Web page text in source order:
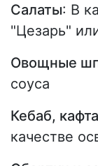
Салаты: В
"Цезарь"
Овощные
соуса
Кебаб,
качестве